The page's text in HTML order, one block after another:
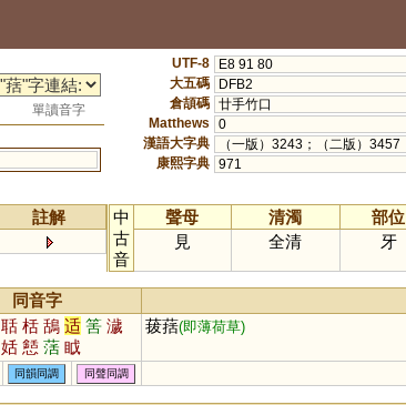
單讀音字
UTF-8
E8 91 80
大五碼
DFB2
倉頡碼 廿手竹口
Matthews
0
漢語大字典
（一版）3243；（二版）3457
康熙字典 971
註解
中
古
音
聲母 清濁 部位
見
全清 牙
同音字
聒 栝 鴰 适 筈 濊
姡 懖 萿 眓
菝葀(即薄荷草)
同韻同調 同聲同調